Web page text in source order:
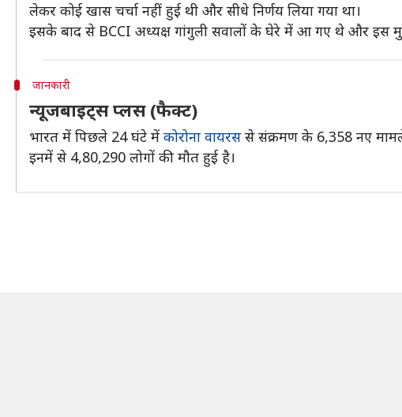
लेकर कोई खास चर्चा नहीं हुई थी और सीधे निर्णय लिया गया था।
इसके बाद से BCCI अध्यक्ष गांगुली सवालों के घेरे में आ गए थे और इस
जानकारी
न्यूजबाइट्स प्लस (फैक्ट)
भारत में पिछले 24 घंटे में कोरोना वायरससे संक्रमण के 6,358 नए
इनमें से 4,80,290 लोगों की मौत हुई है।